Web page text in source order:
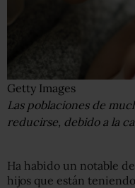
Getty Images
Las poblaciones de
reducirse, debido a la
Ha habido un notable
hijos que están